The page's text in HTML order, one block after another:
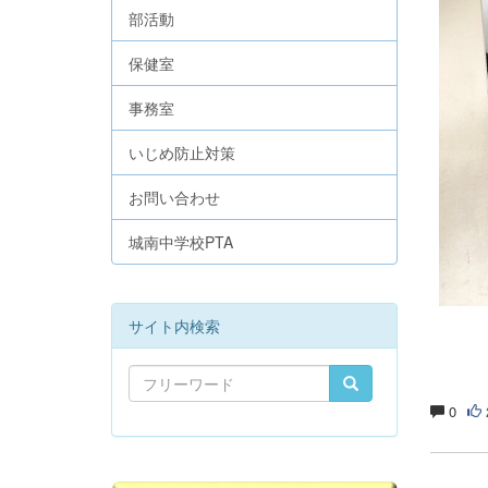
0
部活動
保健室
事務室
いじめ防止対策
お問い合わせ
城南中学校PTA
サイト内検索